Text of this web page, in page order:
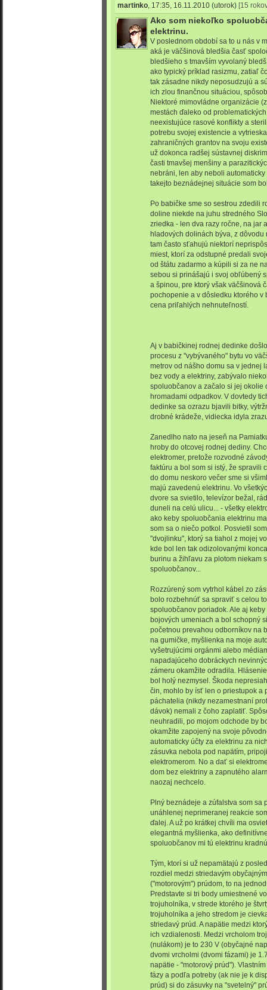
martinko, 17:35, 16.11.2010 (utorok) [15
Ako som niekoľko
elektrinu.
V poslednom období sa to u nás v
aká je väčšinová bledšia časť
bledšieho s tmavším vyvolaný
ako typický príklad rasizmu, zatiaľ
tak zásadne nikdy neposudzujú a
ich zlou finančnou situáciou,
Niektoré mimovládne organizácie
mestách ďaleko od
neexistujúce rasové konflikty a
potrebu svojej existencie a
zahraničných grantov na svoju
už dokonca radšej sústavnej
časti tmavšej menšiny a
nebráni, len aby neboli automaticky
takejto beznádejnej situácie som
Po babičke sme so sestrou zdedili
doline niekde na juhu stredného
zriedka - len dva razy ročne, na jar
hladových dolinách býva, z
tam často sťahujú niektorí
miest, ktorí za odstupné predali
od štátu zadarmo a kúpili si za ne
sebou si prinášajú i svoj obľúbený
a špinou, pre ktorý však väčšinová
pochopenie a v dôsledku ktorého
cena priľahlých nehnuteľností.
Aj v babičkinej rodnej dedinke
procesu z "vybývaného" bytu vo
metrov od nášho domu sa v jednej
bez vody a elektriny, zabývalo
spoluobčanov a začalo si jej
hromadami odpadkov. V dovtedy
dedinke sa ozrazu bjavili bitky,
drobné krádeže, vidiecka idyla
Zanedlho nato na jeseň na
hroby do otcovej rodnej dediny.
elektromer, pretože rozvodné
faktúru a bol som si istý, že spravili
do domu neskoro večer sme si
majú zavedenú elektrinu. Vo
dvore sa svietilo, televízor bežal,
duneli na celú ulicu... - všetky
ako keby spoluobčania elektrinu
som sa o niečo potkol. Posvietil
"dvojlinku", ktorý sa tiahol z mojej
kde bol len tak odizolovanými
burinu a žihľavu za plotom niekam
spoluobčanov...
Rozzúrený som vytrhol kábel zo
bolo rozbehnúť sa spraviť s celou
spoluobčanov poriadok. Ale aj
bojových umeniach a bol schopný
početnou prevahou odborníkov na
na gumičke, myšlienka na moje
vyšetrujúcimi orgánmi alebo
napadajúceho dobráckych
zámeru okamžite odradila.
bol holý nezmysel. Škoda
čin, mohlo by ísť len o priestupok a
páchatelia (nikdy nezamestnaní
dávok) nemali z čoho zaplatiť.
neuhradili, po mojom odchode by
okamžite zapojený na svoje
automaticky účty za elektrinu za
zásuvka nebola pod napätím,
elektromerom. No a dať si
dom bez elektriny a zapnutého
naozaj nechcelo.
Plný beznádeje a zúfalstva som sa
unáhlenej neprimeranej reakcie
ďalej. A už po krátkej chvíli ma
elegantná myšlienka, ako
spoluobčanov mi tú elektrinu
Tým, ktorí si už nepamätajú z
rozdiel medzi striedavým
("motorovým") prúdom, to na
Predstavte si tri body umiestnené
trojuholníka, v strede ktorého je
trojuholníka a jeho stredom je
striedavý prúd. A napätie medzi
ich vzdialenosti. Medzi vrcholom
(nulákom) je to 230 V (obyčajné
dvomi vrcholmi (dvomi fázami) je
napätie - "motorový prúd").
fázy a podľa potreby (ak nie je k
prúd) si do zásuvky na "svetelný"